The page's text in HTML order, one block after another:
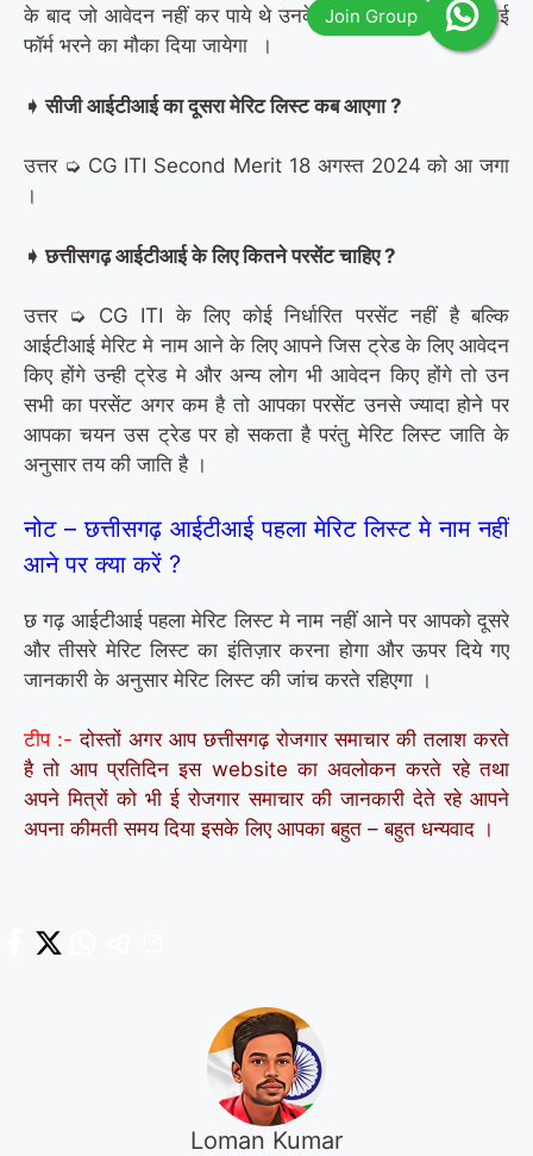
के बाद जो आवेदन नहीं कर पाये थे उनके लिए पुनः दुबारा आईटीआई
फॉर्म भरने का मौका दिया जायेगा ।
➧ सीजी आईटीआई का दूसरा मेरिट लिस्ट कब आएगा?
उत्तर ➭ CG ITI Second Merit 18 अगस्त 2024 को आ जगा
।
➧ छत्तीसगढ़ आईटीआई के लिए कितने परसेंट चाहिए?
उत्तर ➭ CG ITI के लिए कोई निर्धारित परसेंट नहीं है बल्कि
आईटीआई मेरिट मे नाम आने के लिए आपने जिस ट्रेड के लिए आवेदन
किए होंगे उन्ही ट्रेड मे और अन्य लोग भी आवेदन किए होंगे तो उन
सभी का परसेंट अगर कम है तो आपका परसेंट उनसे ज्यादा होने पर
आपका चयन उस ट्रेड पर हो सकता है परंतु मेरिट लिस्ट जाति के
अनुसार तय की जाति है ।
नोट – छत्तीसगढ़ आईटीआई पहला मेरिट लिस्ट मे नाम नहीं
आने पर क्या करें ?
छ गढ़ आईटीआई पहला मेरिट लिस्ट मे नाम नहीं आने पर आपको दूसरे
और तीसरे मेरिट लिस्ट का इंतिज़ार करना होगा और ऊपर दिये गए
जानकारी के अनुसार मेरिट लिस्ट की जांच करते रहिएगा ।
टीप :-दोस्तों अगर आप छत्तीसगढ़ रोजगार समाचार की तलाश करते
है तो आप प्रतिदिन इस website का अवलोकन करते रहे तथा
अपने मित्रों को भी ई रोजगार समाचार की जानकारी देते रहे आपने
अपना कीमती समय दिया इसके लिए आपका बहुत – बहुत धन्यवाद ।
Loman Kumar